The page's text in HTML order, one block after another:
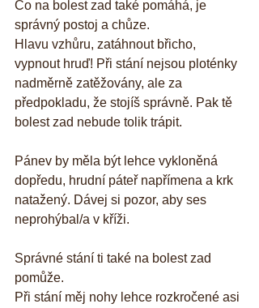
Co na bolest zad také pomáhá, je
správný postoj a chůze.
Hlavu vzhůru, zatáhnout břicho,
vypnout hruď! Při stání nejsou ploténky
nadměrně zatěžovány, ale za
předpokladu, že stojíš správně. Pak tě
bolest zad nebude tolik trápit.
Pánev by měla být lehce vykloněná
dopředu, hrudní páteř napřímena a krk
natažený. Dávej si pozor, aby ses
neprohýbal/a v kříži.
Správné stání ti také na bolest zad
pomůže.
Při stání měj nohy lehce rozkročené asi